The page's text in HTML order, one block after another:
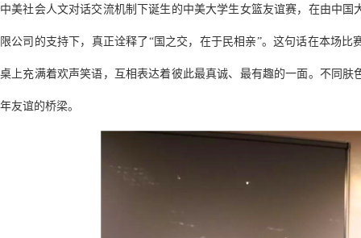
中美社会人文对话交流机制下诞生的中美大学生女篮友谊赛，在由中
限公司的支持下，真正诠释了“国之交，在于民相亲”。这句话在本场
桌上充满着欢声笑语，互相表达着彼此最真诚、最有趣的一面。不同
年友谊的桥梁。